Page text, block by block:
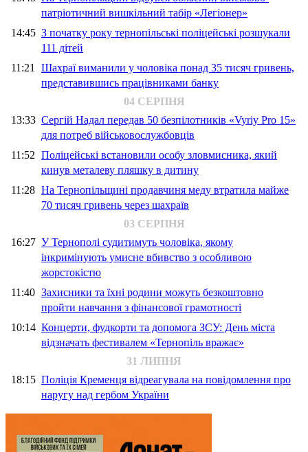
патріотичний вишкільний табір «Легіонер»
14:45 З початку року тернопільські поліцейські розшукали
111 дітей
11:21 Шахраї виманили у чоловіка понад 35 тисяч гривень,
представившись працівниками банку
04 СЕРПНЯ
13:33 Сергій Надал передав 50 безпілотників «Vyriy Pro 15»
для потреб військовослужбовців
11:52 Поліцейські встановили особу зловмисника, який
кинув металеву пляшку в дитину
11:28 На Тернопільщині продавчиня меду втратила майже
70 тисяч гривень через шахраїв
03 СЕРПНЯ
16:27 У Тернополі судитимуть чоловіка, якому
інкримінують умисне вбивство з особливою
жорстокістю
11:40 Захисники та їхні родини можуть безкоштовно
пройти навчання з фінансової грамотності
10:14 Концерти, фудкорти та допомога ЗСУ: День міста
відзначать фестивалем «Тернопіль вражає»
31 ЛИПНЯ
18:15 Поліція Кременця відреагувала на повідомлення про
наругу над гербом України